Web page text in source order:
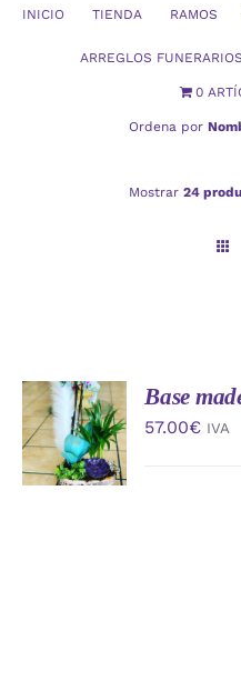
INICIO TIENDA RAMOS
ARREGLOS FUNERARIOS
0
Ordena por
Mostrar 24
AÑADIR
AL
CARRITO
/
DETALLES
Base
57.00€ IVA